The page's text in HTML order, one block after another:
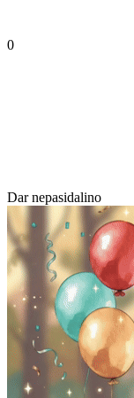
0
Dar nepasidalino